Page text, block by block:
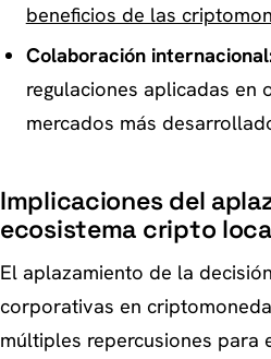
beneficios de las
Colaboración
regulaciones aplicadas en
mercados más
Implicaciones del
ecosistema cripto
El aplazamiento de la
corporativas en
múltiples repercusiones para